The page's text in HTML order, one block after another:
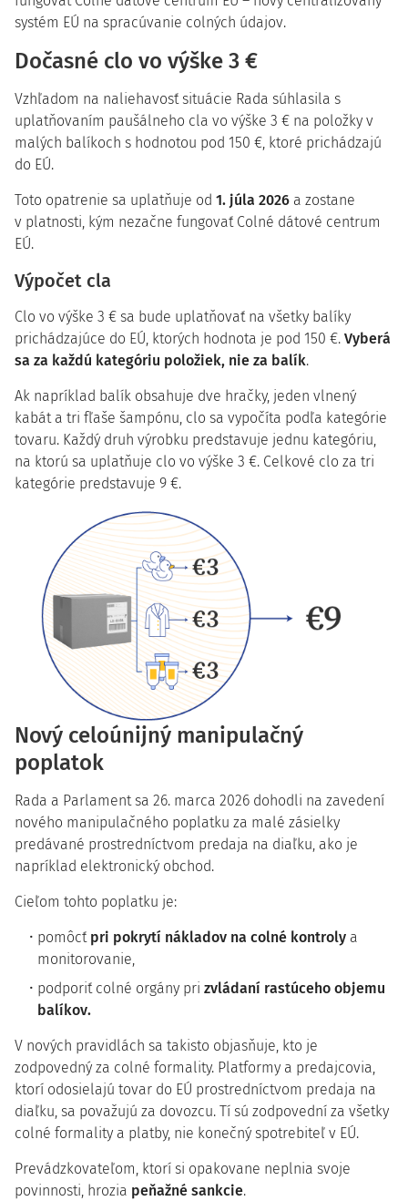
systém EÚ na spracúvanie colných údajov.
Dočasné clo vo výške 3 €
Vzhľadom na naliehavosť situácie Rada súhlasila s
uplatňovaním paušálneho cla vo výške 3 € na položky v
malých balíkoch s hodnotou pod 150 €, ktoré prichádzajú
do EÚ.
Toto opatrenie sa uplatňuje od 1. júla 2026 a zostane
v platnosti, kým nezačne fungovať Colné dátové centrum
EÚ.
Výpočet cla
Clo vo výške 3 € sa bude uplatňovať na všetky balíky
prichádzajúce do EÚ, ktorých hodnota je pod 150 €. Vyberá
sa za každú kategóriu položiek, nie za balík.
Ak napríklad balík obsahuje dve hračky, jeden vlnený
kabát a tri fľaše šampónu, clo sa vypočíta podľa kategórie
tovaru. Každý druh výrobku predstavuje jednu kategóriu,
na ktorú sa uplatňuje clo vo výške 3 €. Celkové clo za tri
kategórie predstavuje 9 €.
Nový celoúnijný manipulačný
poplatok
Rada a Parlament sa 26. marca 2026 dohodli na zavedení
nového manipulačného poplatku za malé zásielky
predávané prostredníctvom predaja na diaľku, ako je
napríklad elektronický obchod.
Cieľom tohto poplatku je:
pomôcť pri pokrytí nákladov na colné kontroly a
monitorovanie,
podporiť colné orgány pri zvládaní rastúceho objemu
balíkov.
V nových pravidlách sa takisto objasňuje, kto je
zodpovedný za colné formality. Platformy a predajcovia,
ktorí odosielajú tovar do EÚ prostredníctvom predaja na
diaľku, sa považujú za dovozcu. Tí sú zodpovední za všetky
colné formality a platby, nie konečný spotrebiteľ v EÚ.
Prevádzkovateľom, ktorí si opakovane neplnia svoje
povinnosti, hrozia peňažné sankcie.